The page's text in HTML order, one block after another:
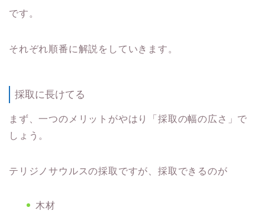
です。
それぞれ順番に解説をしていきます。
採取に長けてる
まず、一つのメリットがやはり「採取の幅の広さ」で
しょう。
テリジノサウルスの採取ですが、採取できるのが
木材